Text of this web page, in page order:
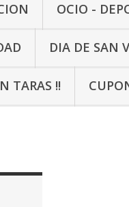
OCIO -
DIA DE SAN
TARAS !!